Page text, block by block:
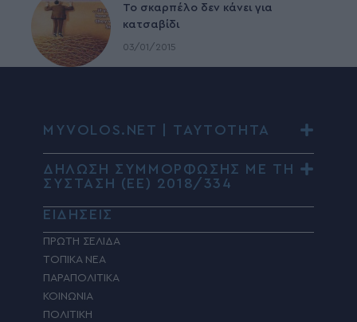
To σκαρπέλο δεν κάνει για
κατσαβίδι
03/01/2015
MYVOLOS.NET | ΤΑΥΤΟΤΗΤΑ
ΔΗΛΩΣΗ ΣΥΜΜΟΡΦΩΣΗΣ ΜΕ ΤΗ
ΣΥΣΤΑΣΗ (ΕΕ) 2018/334
ΕΙΔΗΣΕΙΣ
ΠΡΩΤΗ ΣΕΛΙΔΑ
ΤΟΠΙΚΑ ΝΕΑ
ΠΑΡΑΠΟΛΙΤΙΚΑ
ΚΟΙΝΩΝΙΑ
ΠΟΛΙΤΙΚΗ